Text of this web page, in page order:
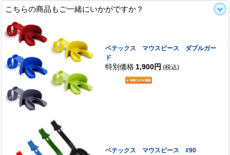
こちらの商品もご一緒にいかがですか？
ベテックス マウスピース ダブルガー
ド
特別価格 1,900円 (税込)
ベテックス マウスピース #90